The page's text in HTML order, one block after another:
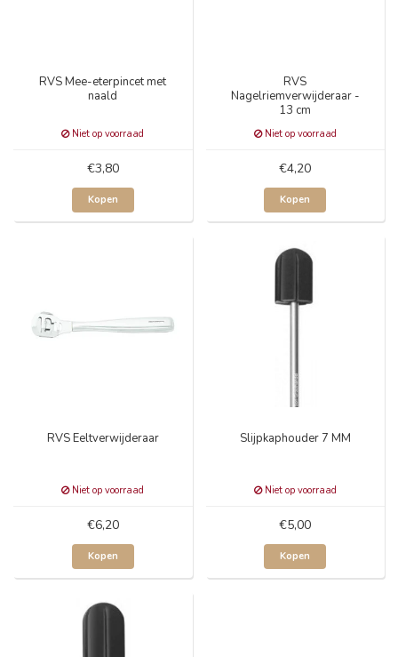
RVS Mee-eterpincet met
naald
Niet op voorraad
€3,80
Kopen
RVS
Nagelriemverwijderaar -
13 cm
Niet op voorraad
€4,20
Kopen
RVS Eeltverwijderaar
Niet op voorraad
€6,20
Kopen
Slijpkaphouder 7 MM
Niet op voorraad
€5,00
Kopen